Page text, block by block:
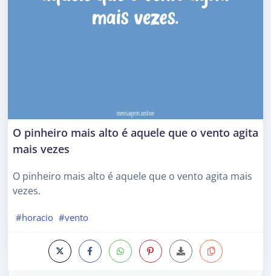
O pinheiro mais alto é aquele que o vento agita
mais vezes
O pinheiro mais alto é aquele que o vento agita mais
vezes.
#horacio #vento